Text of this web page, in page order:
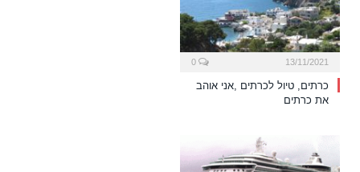
13/11/2021
כרתים, טיול לכרתים ,אני אוהב
את כרתים